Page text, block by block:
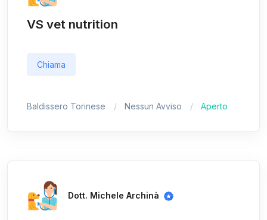
VS vet nutrition
Chiama
Baldissero Torinese Nessun Avviso Aperto
Dott. Michele Archinà